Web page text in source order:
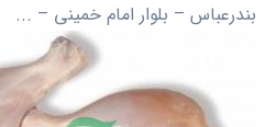
بندرعباس – بلوار امام خمینی – ...